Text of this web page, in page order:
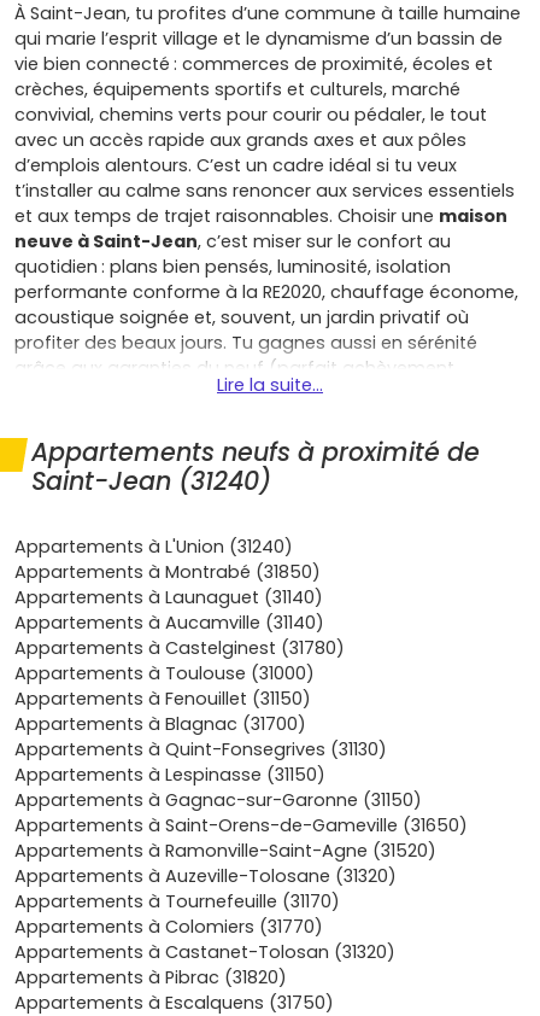
À Saint-Jean, tu profites d’une commune à taille humaine
qui marie l’esprit village et le dynamisme d’un bassin de
vie bien connecté : commerces de proximité, écoles et
crèches, équipements sportifs et culturels, marché
convivial, chemins verts pour courir ou pédaler, le tout
avec un accès rapide aux grands axes et aux pôles
d’emplois alentours. C’est un cadre idéal si tu veux
t’installer au calme sans renoncer aux services essentiels
et aux temps de trajet raisonnables. Choisir une maison
neuve à Saint-Jean, c’est miser sur le confort au
quotidien : plans bien pensés, luminosité, isolation
performante conforme à la RE2020, chauffage économe,
acoustique soignée et, souvent, un jardin privatif où
profiter des beaux jours. Tu gagnes aussi en sérénité
grâce aux garanties du neuf (parfait achèvement,
biennale, décennale) qui protègent ton budget dans la
politique locale, une éventuelle exonération partielle et
temporaire de taxe foncière. Côté qualité de vie, les
quartiers résidentiels de Saint-Jean offrent des
voies douces, et l’accès rapide aux médecins,
pharmacies, supermarchés, associations et activités
périscolaires : parfait pour un premier achat ou une
famille qui s’agrandit. Si tu penses investissement, la
demande locative pour des maisons familiales bien
placées reste soutenue, ce qui favorise la stabilité des
loyers et la valorisation patrimoniale sur le long terme,
surtout quand la performance énergétique limite les
charges des occupants. En choisissant une
neuve à Saint-Jean, tu maîtrises aussi tes dépenses dès
le départ : peu d’entretien, équipements neufs, normes
actuelles, et des matériaux qui vieillissent mieux. Enfin, la
proximité des transports en commun, des établissements
scolaires et des zones d’activités t’offre cette
combinaison rare entre praticité et douceur de vivre, avec
la nature jamais loin pour souffler après le travail. Si tu te
demandes par où commencer, je te conseille de clarifier
tes indispensables (nombre de chambres, exposition,
surface de terrain, budget global clés en main, délai de
Lire la suite...
Appartements neufs à proximité de
Saint-Jean (31240)
Appartements à L'Union (31240)
Appartements à Montrabé (31850)
Appartements à Launaguet (31140)
Appartements à Aucamville (31140)
Appartements à Castelginest (31780)
Appartements à Toulouse (31000)
Appartements à Fenouillet (31150)
Appartements à Blagnac (31700)
Appartements à Quint-Fonsegrives (31130)
Appartements à Lespinasse (31150)
Appartements à Gagnac-sur-Garonne (31150)
Appartements à Saint-Orens-de-Gameville (31650)
Appartements à Ramonville-Saint-Agne (31520)
Appartements à Auzeville-Tolosane (31320)
Appartements à Tournefeuille (31170)
Appartements à Colomiers (31770)
Appartements à Castanet-Tolosan (31320)
Appartements à Pibrac (31820)
Appartements à Escalquens (31750)